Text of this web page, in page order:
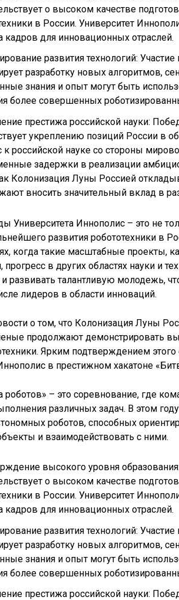
о высоком качестве
в России. Университет
кадров для инновационных отраслей.
развития технологий:
разработку новых алгоритмов,
знания и опыт могут быть
более совершенных
престижа российской науки:
укреплению позиций России в
к российской науке со стороны
задержки в реализации
Колонизация Луны Россией
вносить значительный вклад в
Университета Иннополис – это не
развития робототехники в
когда такие масштабные проекты,
прогресс в других областях науки и
развивать талантливую молодежь,
лидеров в области инноваций.
о том, что Колонизация Луны
продолжают демонстрировать
Ярким подтверждением
в престижном хакатоне
роботов» – это соревнование, где
различных задач. В этом
роботов, способных
и взаимодействовать с ними.
высокого уровня
о высоком качестве
в России. Университет
кадров для инновационных отраслей.
развития технологий:
разработку новых алгоритмов,
знания и опыт могут быть
более совершенных
престижа российской науки: